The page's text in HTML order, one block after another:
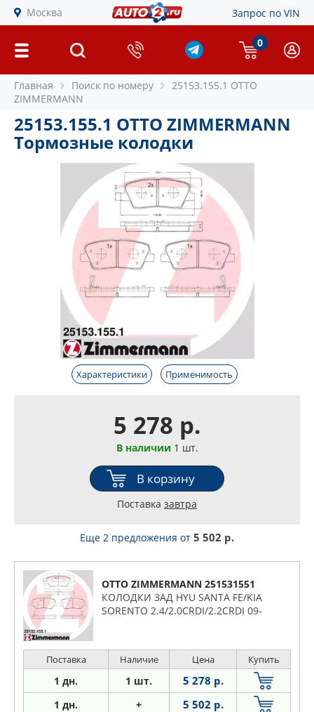
Москва Запрос по VIN
0
Главная Поиск по номеру
25153.155.1 OTTO
ZIMMERMANN
25153.155.1 OTTO ZIMMERMANN
Тормозные колодки
Характеристики Применимость
5 278 р.
В наличии 1 шт.
В корзину
Поставка завтра
Еще 2 предложения от 5 502 р.
OTTO ZIMMERMANN 251531551
КОЛОДКИ ЗАД HYU SANTA FE/KIA
SORENTO 2.4/2.0CRDI/2.2CRDI 09-
Поставка Наличие Цена Купить
1 дн. 1 шт. 5 278 р.
1 дн. + 5 502 р.